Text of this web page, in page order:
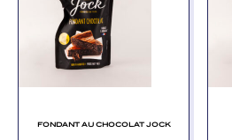
FONDANT AU CHOCOLAT JOCK